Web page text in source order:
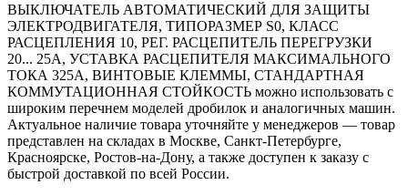
ВЫКЛЮЧАТЕЛЬ АВТОМАТИЧЕСКИЙ ДЛЯ ЗАЩИТЫ
ЭЛЕКТРОДВИГАТЕЛЯ, ТИПОРАЗМЕР S0, КЛАСС
РАСЦЕПЛЕНИЯ 10, РЕГ. РАСЦЕПИТЕЛЬ ПЕРЕГРУЗКИ
20... 25A, УСТАВКА РАСЦЕПИТЕЛЯ МАКСИМАЛЬНОГО
ТОКА 325A, ВИНТОВЫЕ КЛЕММЫ, СТАНДАРТНАЯ
КОММУТАЦИОННАЯ СТОЙКОСТЬ можно использовать с
широким перечнем моделей дробилок и аналогичных машин.
Актуальное наличие товара уточняйте у менеджеров — товар
представлен на складах в Москве, Санкт-Петербурге,
Красноярске, Ростов-на-Дону, а также доступен к заказу с
быстрой доставкой по всей России.